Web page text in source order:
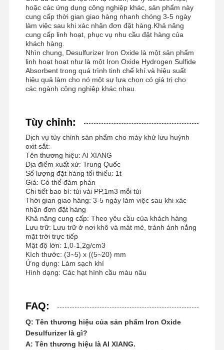
hoặc các ứng dụng công nghiệp khác, sản phẩm này
cung cấp thời gian giao hàng nhanh chóng 3-5 ngày
làm việc sau khi xác nhận đơn đặt hàng.Khả năng
cung cấp linh hoạt, phục vụ nhu cầu đặt hàng của
khách hàng.
Nhìn chung, Desulfurizer Iron Oxide là một sản phẩm
linh hoạt hoạt như là một Iron Oxide Hydrogen Sulfide
Absorbent trong quá trình tinh chế khí.và hiệu suất
hiệu quả làm cho nó một sự lựa chọn có giá trị cho
các ngành công nghiệp khác nhau.
Tùy chỉnh:
Dịch vụ tùy chỉnh sản phẩm cho máy khử lưu huỳnh
oxit sắt:
Tên thương hiệu: AI XIANG
Địa điểm xuất xứ: Trung Quốc
Số lượng đặt hàng tối thiểu: 1t
Giá: Có thể đàm phán
Chi tiết bao bì: túi vải PP,1m3 mỗi túi
Thời gian giao hàng: 3-5 ngày làm việc sau khi xác
nhận đơn đặt hàng
Khả năng cung cấp: Theo yêu cầu của khách hàng
Lưu trữ: Lưu trữ ở nơi khô và mát mẻ, tránh ánh nắng
mặt trời trực tiếp
Mật độ lớn: 1,0-1,2g/cm3
Kích thước: (3~5) x ((5~20) mm
Ứng dụng: Làm sạch khí
Hình dạng: Các hạt hình cầu màu nâu
FAQ:
Q: Tên thương hiệu của sản phẩm Iron Oxide
Desulfurizer là gì?
A: Tên thương hiệu là AI XIANG.